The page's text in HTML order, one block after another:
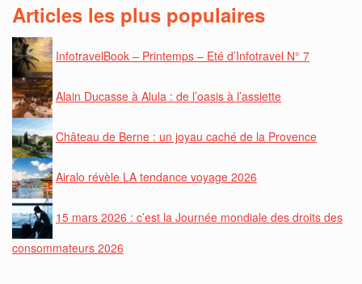
Articles les plus populaires
InfotravelBook – Printemps – Eté d’Infotravel N° 7
Alain Ducasse à Alula : de l’oasis à l’assiette
Château de Berne : un joyau caché de la Provence
Airalo révèle LA tendance voyage 2026
15 mars 2026 : c’est la Journée mondiale des droits des
consommateurs 2026